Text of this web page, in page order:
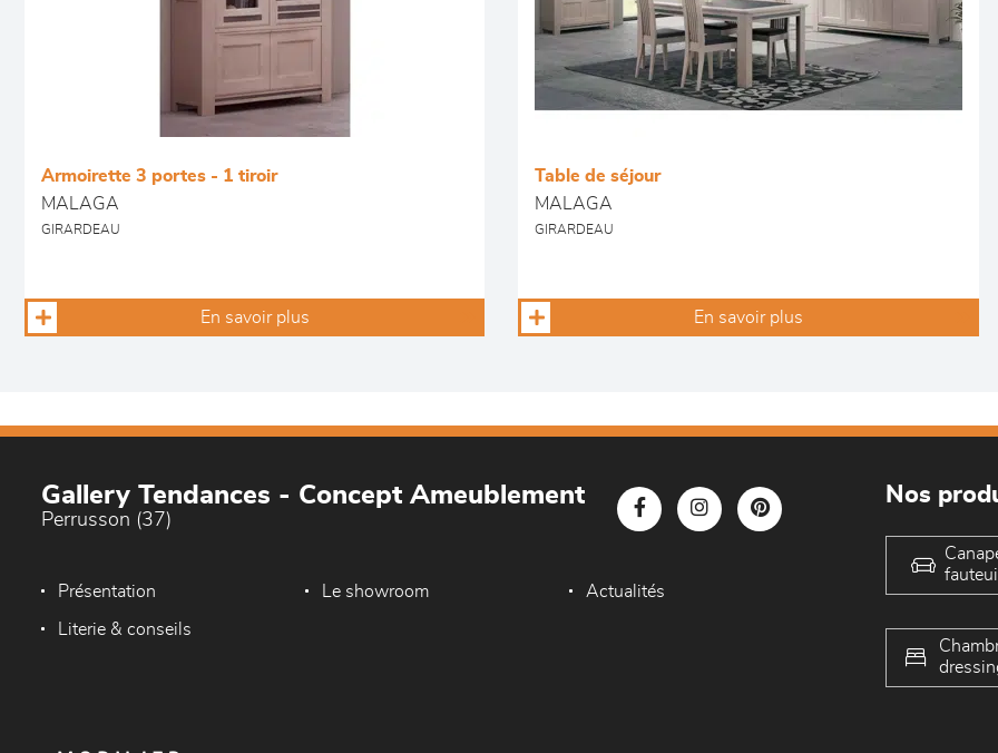
Armoirette 3 portes - 1 tiroir
MALAGA
GIRARDEAU
En savoir plus
Table de séjour
MALAGA
GIRARDEAU
En savoir plus
Gallery Tendances - Concept Ameublement
Perrusson (37)
Présentation Le showroom Actualités
Literie & conseils
Nos